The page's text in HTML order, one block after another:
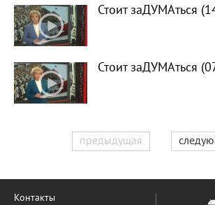
Стоит заДУМАться
Стоит заДУМАться
предыдущая
Контакты